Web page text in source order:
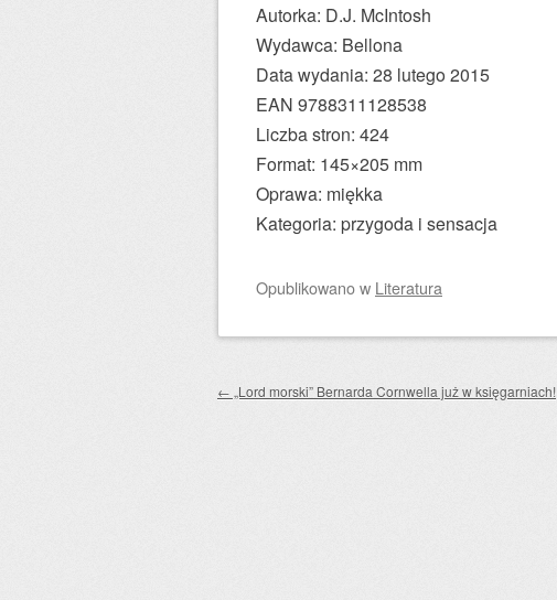
Autorka: D.J. McIntosh
Wydawca: Bellona
Data wydania: 28 lutego 2015
EAN 9788311128538
Liczba stron: 424
Format: 145×205 mm
Oprawa: miękka
Kategoria: przygoda i sensacja
Opublikowanow Literatura
Zobacz wpisy
← „Lord morski” Bernarda Cornwella już w księgarniach!